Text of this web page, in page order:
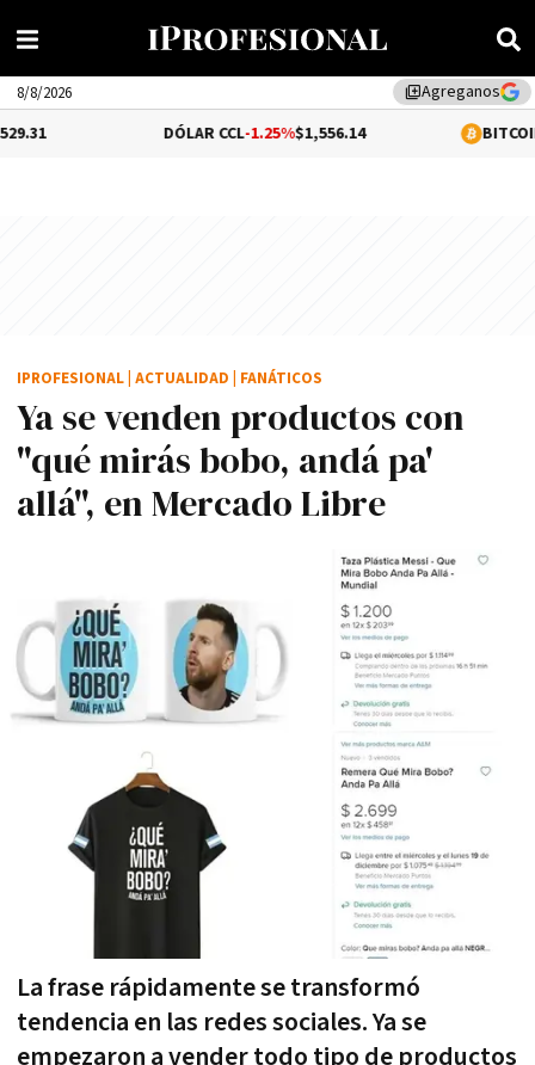
library_addAgreganos
8/8/2026
-1.25%$1,556.14 0.06%
Ya se venden productos con
"qué mirás bobo, andá pa'
allá", en Mercado Libre
La frase rápidamente se transformó
tendencia en las redes sociales. Ya se
empezaron a vender todo tipo de productos
IPROFESIONAL ACTUALIDAD FANÁTICOS